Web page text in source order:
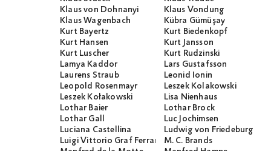
Klaus von Dohnanyi
Klaus Vondung
Klaus Wagenbach
Kübra Gümüşay
Kurt Bayertz
Kurt Biedenkopf
Kurt Hansen
Kurt Jansson
Kurt Luscher
Kurt Rudzinski
Lamya Kaddor
Lars Gustafsson
Laurens Straub
Leonid Ionin
Leopold Rosenmayr
Leszek Kolakowski
Leszek Kołakowski
Lisa Nienhaus
Lothar Baier
Lothar Brock
Lothar Gall
Luc Jochimsen
Luciana Castellina
Ludwig von Friedeburg
Luigi Vittorio Graf Ferraris
M. C. Brands